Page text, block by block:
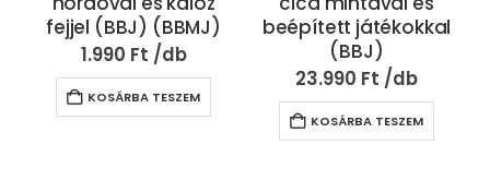
fejjel (BBJ) (BBMJ)
1.990 Ft
KOSÁRBA TESZEM
beépített játékokkal
(BBJ)
23.990 Ft
KOSÁRBA TESZEM